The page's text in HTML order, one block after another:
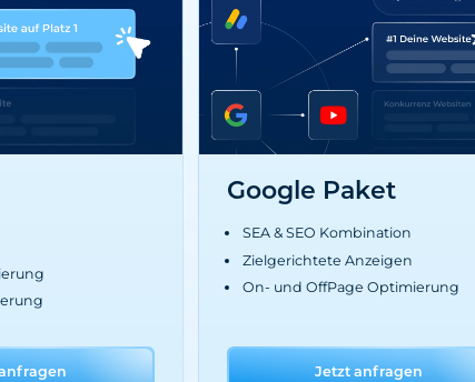
Google Paket
SEA & SEO Kombination
Zielgerichtete Anzeigen
On- und OffPage Optimierung
Jetzt anfragen